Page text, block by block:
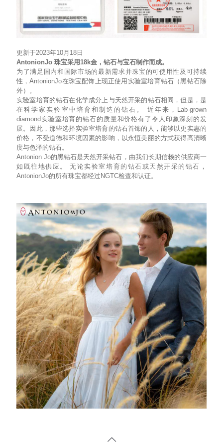
更新于2023年10月18日
AntonionJo 珠宝采用18k金，钻石与宝石制作而成。
为了满足国内和国际市场的最新需求并珠宝的可使用性及可持续
性，AntonionJo在珠宝配饰上现正使用实验室培育钻石（黑钻石除
外）。
实验室培育的钻石在化学成分上与天然开采的钻石相同，但是，是
在科学家实验室中培育和制造的钻石。 近年来，Lab-grown
diamond实验室培育的钻石的质量和价格有了令人印象深刻的发
展。因此，那些选择实验室培育的钻石首饰的人，能够以更实惠的
价格，不受道德和环境因素的影响，以永恒美丽的方式获得高清晰
度与色泽的钻石。
Antonion Jo的黑钻石是天然开采钻石，由我们长期信赖的供应商一
如既往地供应。 无论实验室培育的钻石或天然开采的钻石，
AntonionJo的所有珠宝都经过NGTC检查和认证。